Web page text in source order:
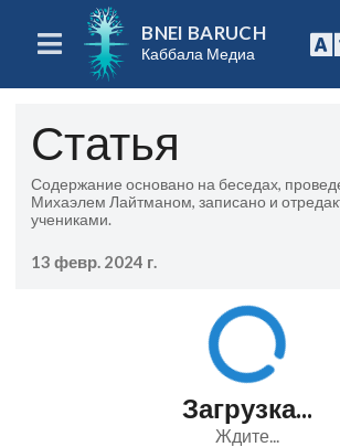
BNEI BARUCH
Каббала Медиа
Статья
Содержание основано на беседах,
Михаэлем Лайтманом, записано и
учениками.
13 февр. 2024 г.
Загрузка...
Ждите...